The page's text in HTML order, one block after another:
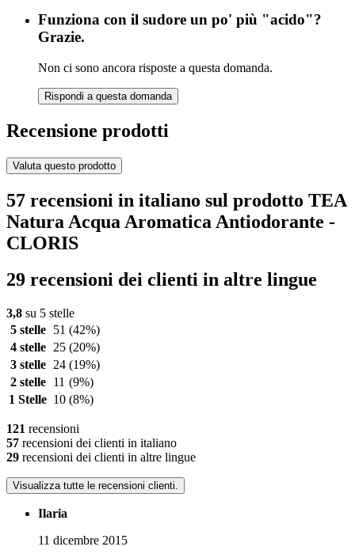
Funziona con il sudore un po' più "acido"?
Grazie.
Non ci sono ancora risposte a questa domanda.
Rispondi a questa domanda
Recensione prodotti
Valuta questo prodotto
57 recensioni in italiano sul prodotto TEA
Natura Acqua Aromatica Antiodorante -
CLORIS
29 recensioni dei clienti in altre lingue
3,8 su 5 stelle
5 stelle
51 (42%)
4 stelle
25 (20%)
3 stelle
24 (19%)
2 stelle
11 (9%)
1 Stelle 10 (8%)
121 recensioni
57 recensioni dei clienti in italiano
29 recensioni dei clienti in altre lingue
Visualizza tutte le recensioni clienti.
Ilaria
11 dicembre 2015